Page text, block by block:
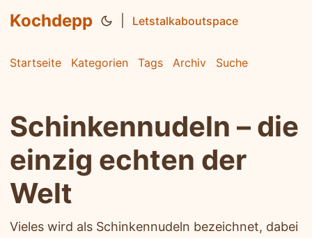
Kochdepp Letstalkaboutspace
Startseite Kategorien Tags Archiv Suche
Schinkennudeln – die
einzig echten der
Welt
Vieles wird als Schinkennudeln bezeichnet, dabei